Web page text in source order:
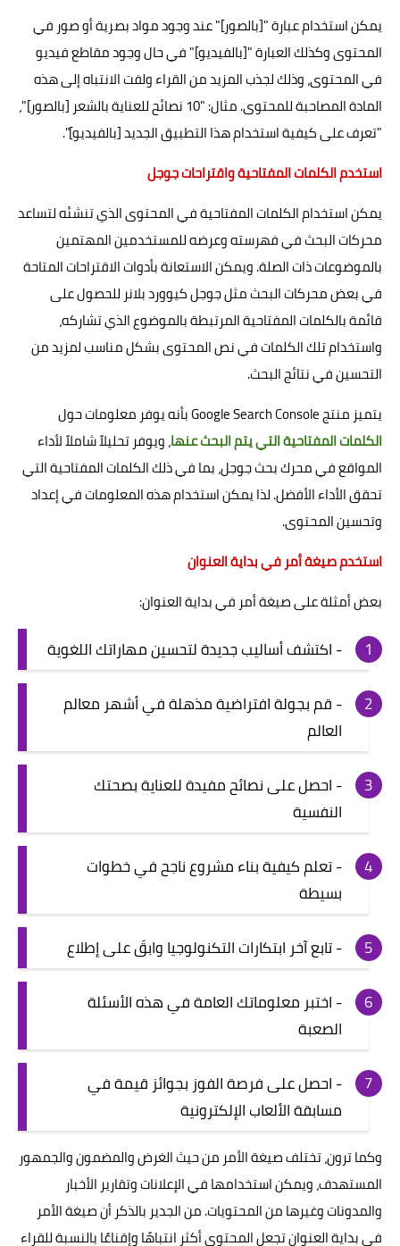
يمكن استخدام عبارة "[بالصور]" عند وجود مواد بصرية أو صور في
المحتوى وكذلك العبارة "[بالفيديو]" في حال وجود مقاطع فيديو
في المحتوى، وذلك لجذب المزيد من القراء ولفت الانتباه إلى هذه
المادة المصاحبة للمحتوى. مثال: "10 نصائح للعناية بالشعر [بالصور]"،
"تعرف على كيفية استخدام هذا التطبيق الجديد [بالفيديو]".
استخدم الكلمات المفتاحية واقتراحات جوجل
يمكن استخدام الكلمات المفتاحية في المحتوى الذي تنشئه لتساعد
محركات البحث في فهرسته وعرضه للمستخدمين المهتمين
بالموضوعات ذات الصلة. ويمكن الاستعانة بأدوات الاقتراحات المتاحة
في بعض محركات البحث مثل جوجل كيوورد بلانر للحصول على
قائمة بالكلمات المفتاحية المرتبطة بالموضوع الذي تشاركه،
واستخدام تلك الكلمات في نص المحتوى بشكل مناسب لمزيد من
التحسين في نتائج البحث.
يتميز منتج Google Search Console بأنه يوفر معلومات حول
الكلمات المفتاحية التي يتم البحث عنها، ويوفر تحليلاً شاملاً لأداء
المواقع في محرك بحث جوجل، بما في ذلك الكلمات المفتاحية التي
تحقق الأداء الأفضل. لذا يمكن استخدام هذه المعلومات في إعداد
وتحسين المحتوى.
استخدم صيغة أمر في بداية العنوان
بعض أمثلة على صيغة أمر في بداية العنوان:
- اكتشف أساليب جديدة لتحسين مهاراتك اللغوية
- قم بجولة افتراضية مذهلة في أشهر معالم
العالم
- احصل على نصائح مفيدة للعناية بصحتك
النفسية
- تعلم كيفية بناء مشروع ناجح في خطوات
بسيطة
- تابع آخر ابتكارات التكنولوجيا وابقَ على إطلاع
- اختبر معلوماتك العامة في هذه الأسئلة
الصعبة
- احصل على فرصة الفوز بجوائز قيمة في
مسابقة الألعاب الإلكترونية
وكما ترون، تختلف صيغة الأمر من حيث الغرض والمضمون والجمهور
المستهدف، ويمكن استخدامها في الإعلانات وتقارير الأخبار
والمدونات وغيرها من المحتويات. من الجدير بالذكر أن صيغة الأمر
في بداية العنوان تجعل المحتوى أكثر انتباهًا وإقناعًا بالنسبة للقراء